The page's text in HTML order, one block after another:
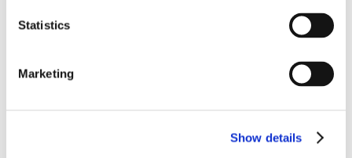
Statistics
Marketing
Show details
“Ensimmäinen käynti Oiva-ravintolassa, valitsin brunssin
suositusten perusteella. Olemme erittäin tyytyväisiä;
rento tunnelma, brunssin tuotevalikoima monipuolinen ja
maistuva. Ehdottomasti hintansa väärti!”